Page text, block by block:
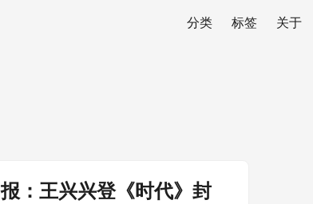
分类 标签 关于
：王兴兴登《时代》封